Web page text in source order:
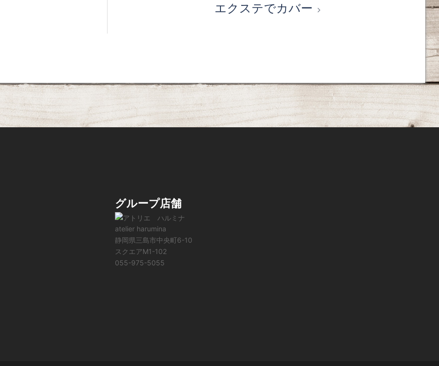
エクステでカバー
グループ店舗
atelier harumina
静岡県三島市中央町6-10
スクエアM1-102
055-975-5055